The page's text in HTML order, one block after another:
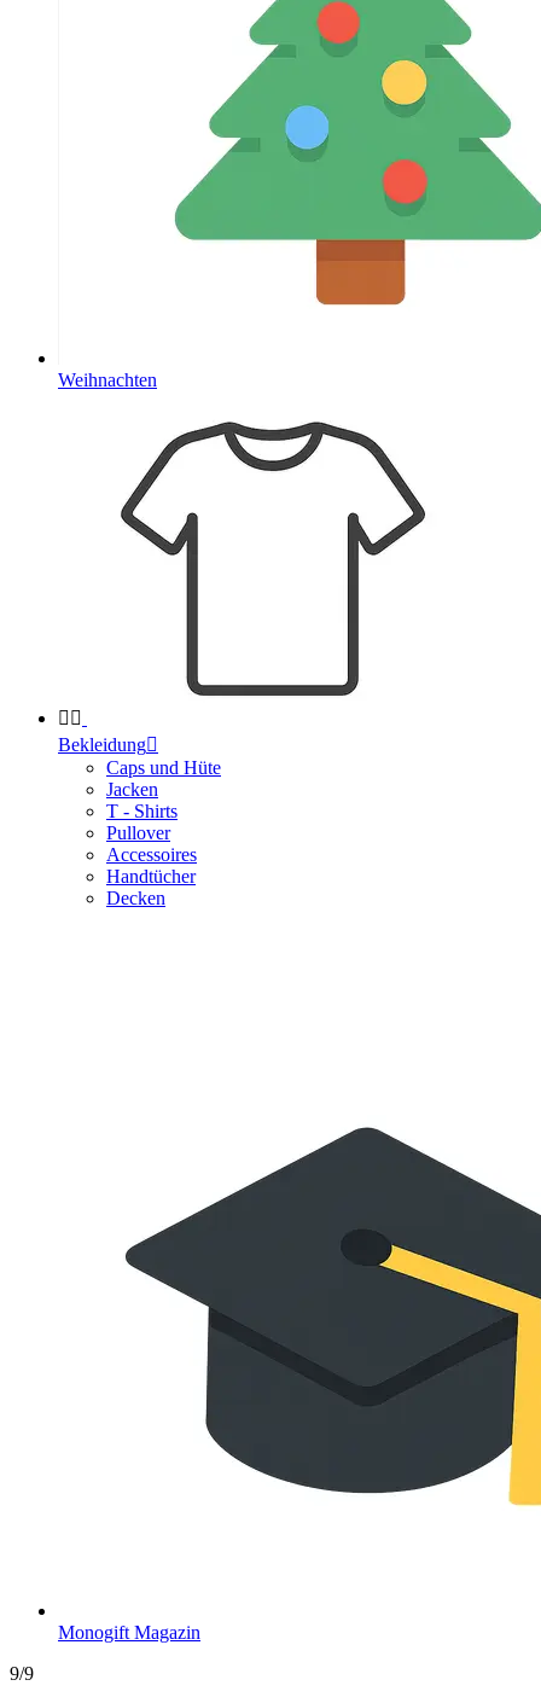
Weihnachten
 
Bekleidung
Caps und Hüte
Jacken
T - Shirts
Pullover
Accessoires
Handtücher
Decken
Monogift Magazin
9/9